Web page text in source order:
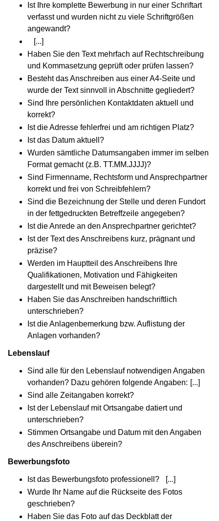
Ist Ihre komplette Bewerbung in nur einer Schriftart
verfasst und wurden nicht zu viele Schriftgrößen
angewandt?
[...]
Haben Sie den Text mehrfach auf Rechtschreibung
und Kommasetzung geprüft oder prüfen lassen?
Besteht das Anschreiben aus einer A4-Seite und
wurde der Text sinnvoll in Abschnitte gegliedert?
Sind Ihre persönlichen Kontaktdaten aktuell und
korrekt?
Ist die Adresse fehlerfrei und am richtigen Platz?
Ist das Datum aktuell?
Wurden sämtliche Datumsangaben immer im selben
Format gemacht (z.B. TT.MM.JJJJ)?
Sind Firmenname, Rechtsform und Ansprechpartner
korrekt und frei von Schreibfehlern?
Sind die Bezeichnung der Stelle und deren Fundort
in der fettgedruckten Betreffzeile angegeben?
Ist die Anrede an den Ansprechpartner gerichtet?
Ist der Text des Anschreibens kurz, prägnant und
präzise?
Werden im Hauptteil des Anschreibens Ihre
Qualifikationen, Motivation und Fähigkeiten
dargestellt und mit Beweisen belegt?
Haben Sie das Anschreiben handschriftlich
unterschrieben?
Ist die Anlagenbemerkung bzw. Auflistung der
Anlagen vorhanden?
Lebenslauf
Sind alle für den Lebenslauf notwendigen Angaben
vorhanden? Dazu gehören folgende Angaben: [...]
Sind alle Zeitangaben korrekt?
Ist der Lebenslauf mit Ortsangabe datiert und
unterschrieben?
Stimmen Ortsangabe und Datum mit den Angaben
des Anschreibens überein?
Bewerbungsfoto
Ist das Bewerbungsfoto professionell? [...]
Wurde Ihr Name auf die Rückseite des Fotos
geschrieben?
Haben Sie das Foto auf das Deckblatt der